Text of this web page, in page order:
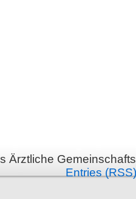
Ärztliche
Entries (RSS)